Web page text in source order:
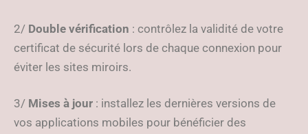
2/ Double vérification : contrôlez la validité de votre
certificat de sécurité lors de chaque connexion pour
éviter les sites miroirs.
3/ Mises à jour : installez les dernières versions de
vos applications mobiles pour bénéficier des